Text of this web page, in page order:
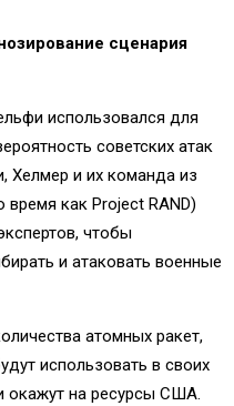
сценария
использовался для
советских атак
Хелмер и их команда из
время как Project RAND)
чтобы
и атаковать военные
атомных ракет,
использовать в своих
окажут на ресурсы США.